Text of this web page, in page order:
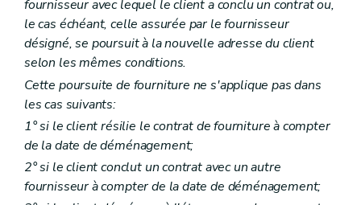
fournisseur avec lequel le client a conclu un contrat ou,
le cas échéant, celle assurée par le fournisseur
désigné, se poursuit à la nouvelle adresse du client
selon les mêmes conditions.
Cette poursuite de fourniture ne s'applique pas dans
les cas suivants:
1° si le client résilie le contrat de fourniture à compter
de la date de déménagement;
2° si le client conclut un contrat avec un autre
fournisseur à compter de la date de déménagement;